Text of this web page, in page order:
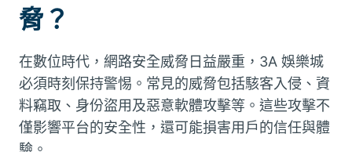
脅？
在數位時代，網路安全威脅日益嚴重，3A 娛樂城
必須時刻保持警惕。常見的威脅包括駭客入侵、資
料竊取、身份盜用及惡意軟體攻擊等。這些攻擊不
僅影響平台的安全性，還可能損害用戶的信任與體